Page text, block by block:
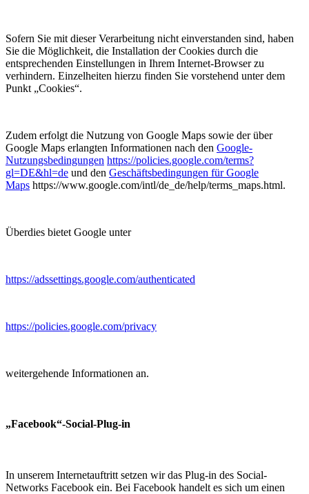
Sofern Sie mit dieser Verarbeitung nicht einverstanden sind, haben
Sie die Möglichkeit, die Installation der Cookies durch die
entsprechenden Einstellungen in Ihrem Internet-Browser zu
verhindern. Einzelheiten hierzu finden Sie vorstehend unter dem
Punkt „Cookies“.
Zudem erfolgt die Nutzung von Google Maps sowie der über
Google Maps erlangten Informationen nach den Google-
Nutzungsbedingungen https://policies.google.com/terms?
gl=DE&hl=de und den Geschäftsbedingungen für Google
Maps https://www.google.com/intl/de_de/help/terms_maps.html.
Überdies bietet Google unter
https://adssettings.google.com/authenticated
https://policies.google.com/privacy
weitergehende Informationen an.
„Facebook“-Social-Plug-in
In unserem Internetauftritt setzen wir das Plug-in des Social-
Networks Facebook ein. Bei Facebook handelt es sich um einen